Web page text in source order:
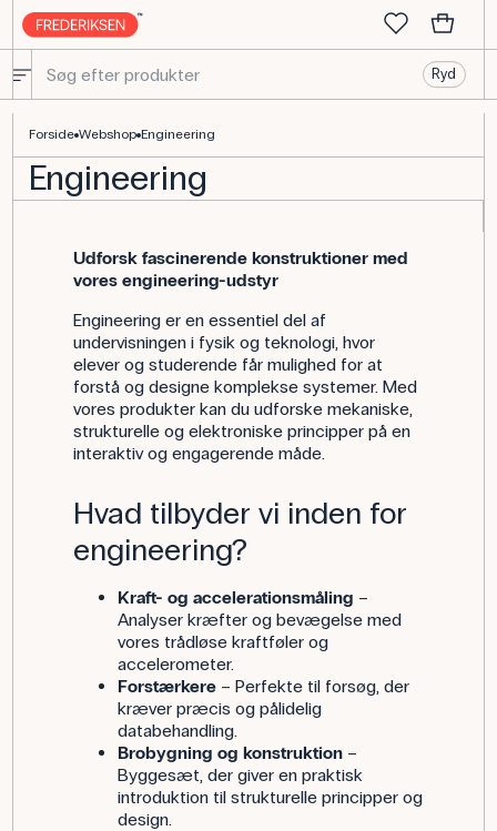
Ryd
Forside Webshop Engineering
Engineering
Udforsk fascinerende konstruktioner med
vores engineering-udstyr
Engineering er en essentiel del af
undervisningen i fysik og teknologi, hvor
elever og studerende får mulighed for at
forstå og designe komplekse systemer. Med
vores produkter kan du udforske mekaniske,
strukturelle og elektroniske principper på en
interaktiv og engagerende måde.
Hvad tilbyder vi inden for
engineering?
Kraft- og accelerationsmåling –
Analyser kræfter og bevægelse med
vores trådløse kraftføler og
accelerometer.
Forstærkere– Perfekte til forsøg, der
kræver præcis og pålidelig
databehandling.
Brobygning og konstruktion–
Byggesæt, der giver en praktisk
introduktion til strukturelle principper og
design.